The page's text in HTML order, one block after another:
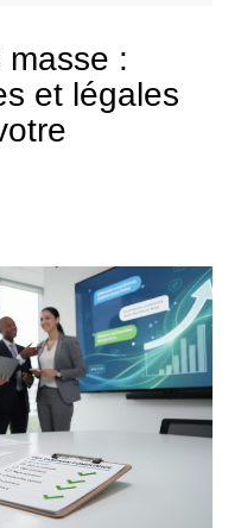
masse :
et légales